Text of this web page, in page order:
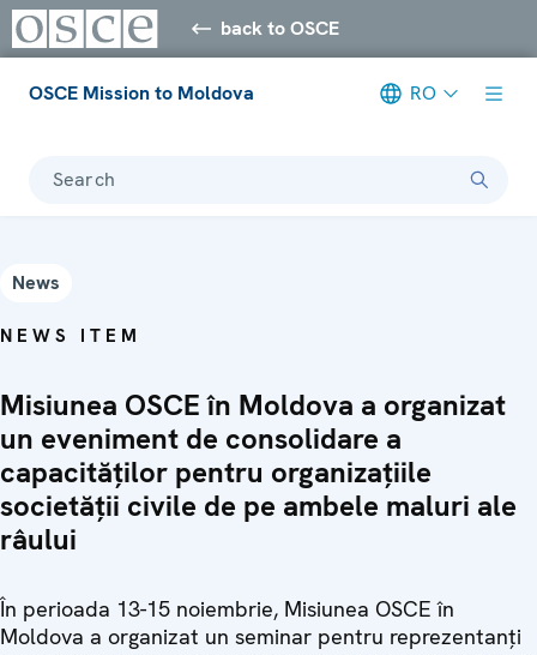
back to OSCE
OSCE Mission to Moldova RO
Search
News
NEWS ITEM
Misiunea OSCE în Moldova a organizat
un eveniment de consolidare a
capacităților pentru organizațiile
societății civile de pe ambele maluri ale
râului
În perioada 13-15 noiembrie, Misiunea OSCE în
Moldova a organizat un seminar pentru reprezentanți